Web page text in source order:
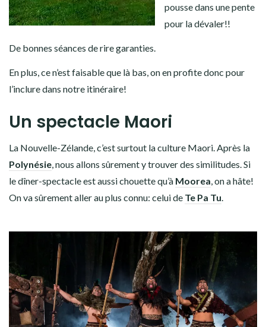
pousse dans une pente
pour la dévaler!!
De bonnes séances de rire garanties.
En plus, ce n’est faisable que là bas, on en profite donc pour
l’inclure dans notre itinéraire!
Un spectacle Maori
La Nouvelle-Zélande, c’est surtout la culture Maori. Après la
Polynésie, nous allons sûrement y trouver des similitudes. Si
le dîner-spectacle est aussi chouette qu’à Moorea, on a hâte!
On va sûrement aller au plus connu: celui de Te Pa Tu.